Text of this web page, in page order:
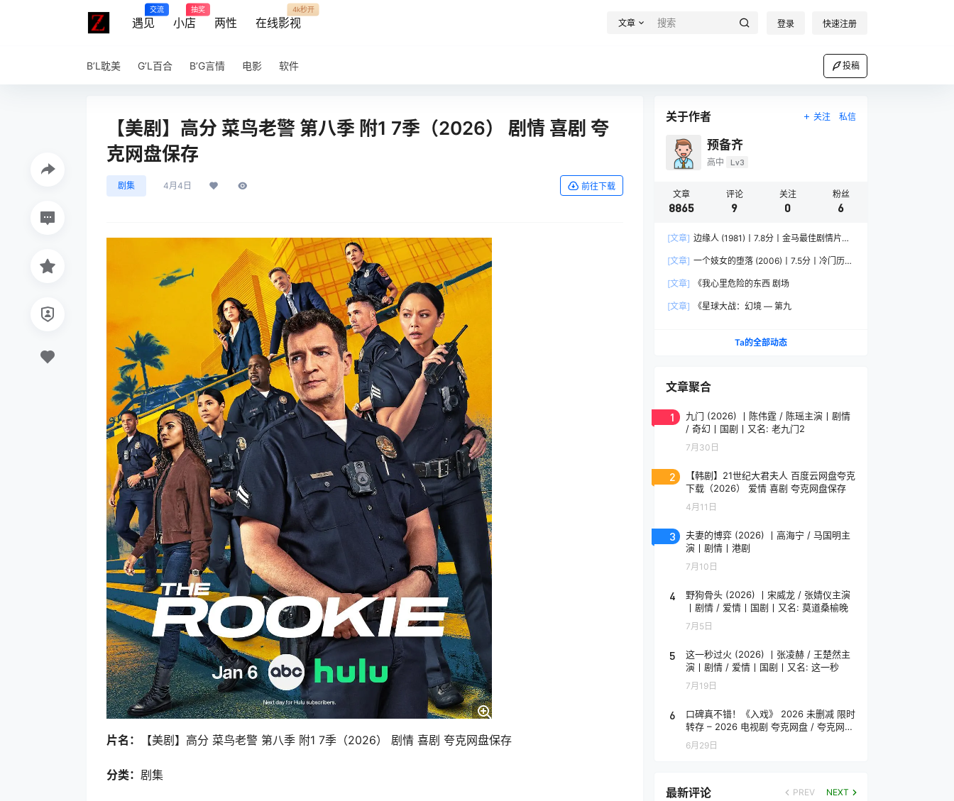
遇见
交流
小店
抽奖
两性 在线影视
4k秒开
文章 登录 快速注册
B’L耽美 G’L百合 B’G言情 电影 软件 投稿
【美剧】高分 菜鸟老警 第八季 附1 7季（2026） 剧情 喜剧 夸
克网盘保存
剧集 4月4日 前往下载
片名： 【美剧】高分 菜鸟老警 第八季 附1 7季（2026） 剧情 喜剧 夸克网盘保存
分类： 剧集
关于作者 关注 私信
预备齐
高中 Lv3
文章
8865
评论
9
关注
0
粉丝
6
[文章] 边缘人 (1981)丨7.8分丨金马最佳剧情片提
[文章] 一个妓女的堕落 (2006)丨7.5分丨冷门历史
[文章]
《我心里危险的东西 剧场
[文章] 《星球大战：幻境 — 第九
Ta的全部动态
文章聚合
1
九门 (2026) 丨陈伟霆 / 陈瑶主演丨剧情
/ 奇幻丨国剧丨又名: 老九门2
7月30日
2
【韩剧】21世纪大君夫人 百度云网盘夸克
下载（2026） 爱情 喜剧 夸克网盘保存
4月11日
3
夫妻的博弈 (2026) 丨高海宁 / 马国明主
演丨剧情丨港剧
7月10日
4
野狗骨头 (2026) 丨宋威龙 / 张婧仪主演
丨剧情 / 爱情丨国剧丨又名: 莫道桑榆晚
7月5日
5
这一秒过火 (2026) 丨张凌赫 / 王楚然主
演丨剧情 / 爱情丨国剧丨又名: 这一秒
7月19日
6
口碑真不错！《入戏》 2026 未删减 限时
转存 – 2026 电视剧 夸克网盘 / 夸克网盘
高清转存
6月29日
最新评论 PREV NEXT